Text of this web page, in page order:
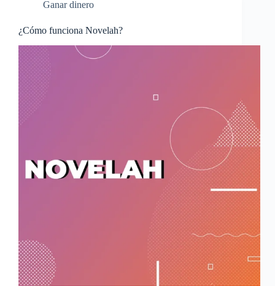
Ganar dinero
¿Cómo funciona Novelah?